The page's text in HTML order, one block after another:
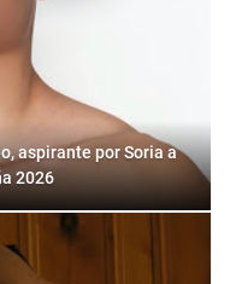
aspirante por Soria a
2026